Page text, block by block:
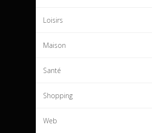
Loisirs
Maison
Santé
Shopping
Web